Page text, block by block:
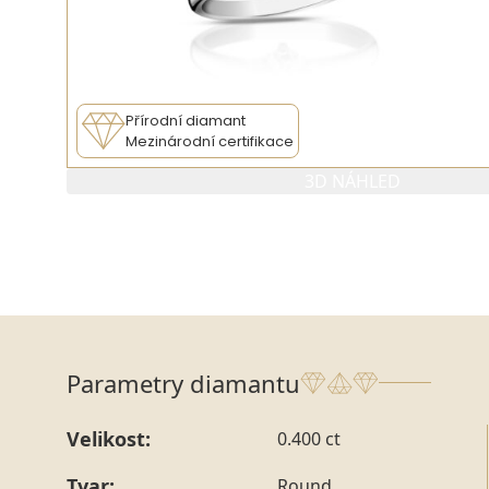
Přírodní diamant
Mezinárodní certifikace
Parametry diamantu
Velikost: 0.400 ct